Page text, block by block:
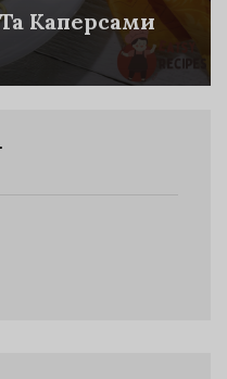
Каперсами